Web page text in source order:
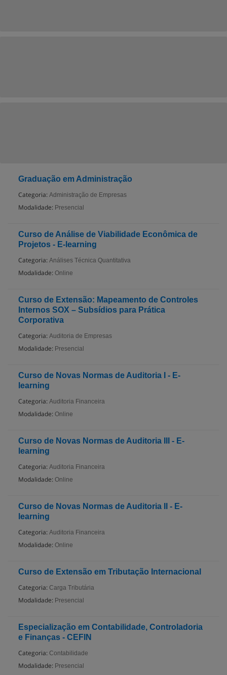
Graduação em Administração
Categoria: Administração de Empresas
Modalidade: Presencial
Curso de Análise de Viabilidade Econômica de
Projetos - E-learning
Categoria: Análises Técnica Quantitativa
Modalidade: Online
Curso de Extensão: Mapeamento de Controles
Internos SOX – Subsídios para Prática
Corporativa
Categoria: Auditoria de Empresas
Modalidade: Presencial
Curso de Novas Normas de Auditoria I - E-
learning
Categoria: Auditoria Financeira
Modalidade: Online
Curso de Novas Normas de Auditoria III - E-
learning
Categoria: Auditoria Financeira
Modalidade: Online
Curso de Novas Normas de Auditoria II - E-
learning
Categoria: Auditoria Financeira
Modalidade: Online
Curso de Extensão em Tributação Internacional
Categoria: Carga Tributária
Modalidade: Presencial
Especialização em Contabilidade, Controladoria
e Finanças - CEFIN
Categoria: Contabilidade
Modalidade: Presencial